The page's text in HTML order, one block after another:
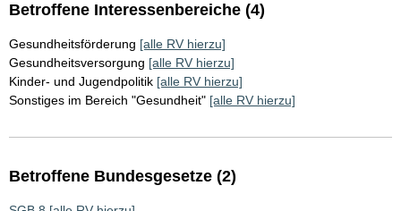
Betroffene Interessenbereiche (4)
Gesundheitsförderung [alle RV hierzu]
Gesundheitsversorgung [alle RV hierzu]
Kinder- und Jugendpolitik [alle RV hierzu]
Sonstiges im Bereich "Gesundheit" [alle RV hierzu]
Betroffene Bundesgesetze (2)